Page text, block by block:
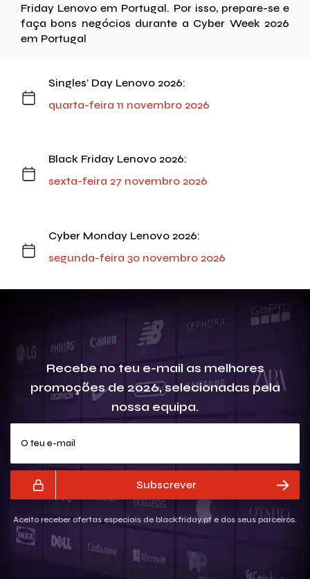
Friday Lenovo em Portugal. Por isso, prepare-se e
faça bons negócios durante a Cyber Week 2026
em Portugal
Singles’ Day Lenovo 2026:
quarta-feira 11 novembro 2026
Black Friday Lenovo 2026:
sexta-feira 27 novembro 2026
Cyber Monday Lenovo 2026:
segunda-feira 30 novembro 2026
Recebe no teu e-mail as melhores
promoções de 2026, selecionadas pela
nossa equipa.
Subscrever
Aceito receber ofertas especiais de blackfriday.pt e dos seus parceiros.